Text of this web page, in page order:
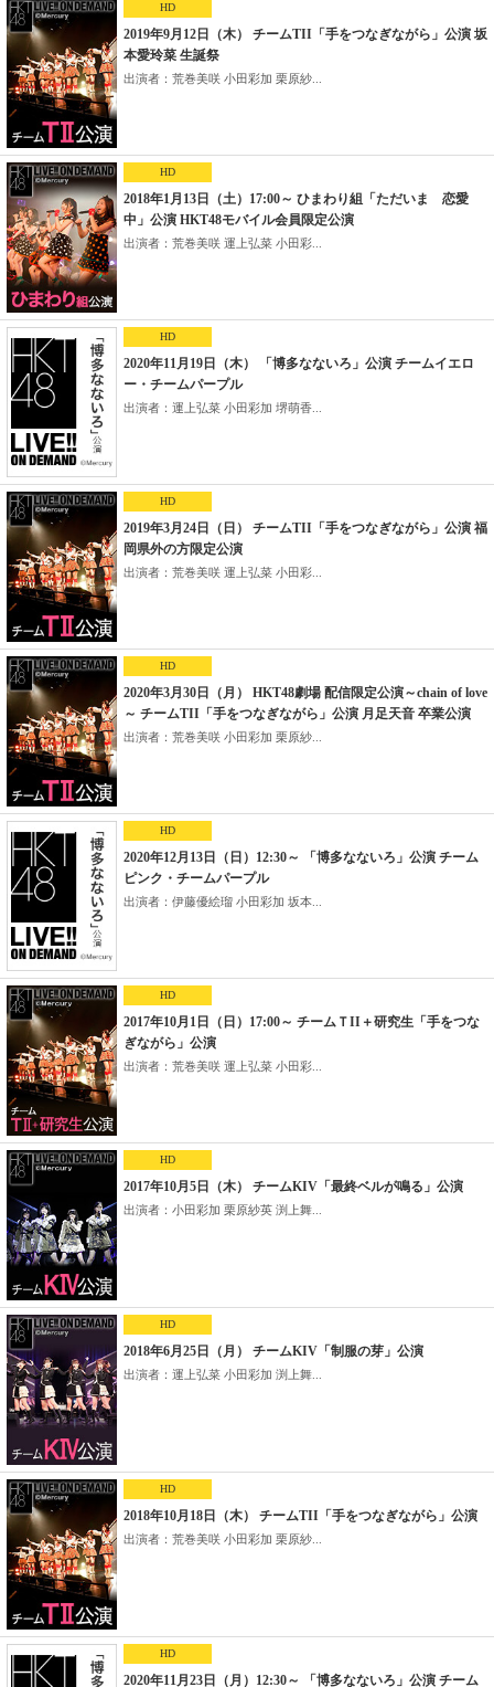
HD
2019年9月12日（木） チームTII「手をつなぎながら」公演 坂
本愛玲菜 生誕祭
出演者：荒巻美咲 小田彩加 栗原紗...
HD
2018年1月13日（土）17:00～ ひまわり組「ただいま 恋愛
中」公演 HKT48モバイル会員限定公演
出演者：荒巻美咲 運上弘菜 小田彩...
HD
2020年11月19日（木） 「博多なないろ」公演 チームイエロ
ー・チームパープル
出演者：運上弘菜 小田彩加 堺萌香...
HD
2019年3月24日（日） チームTII「手をつなぎながら」公演 福
岡県外の方限定公演
出演者：荒巻美咲 運上弘菜 小田彩...
HD
2020年3月30日（月） HKT48劇場 配信限定公演～chain of love
～ チームTII「手をつなぎながら」公演 月足天音 卒業公演
出演者：荒巻美咲 小田彩加 栗原紗...
HD
2020年12月13日（日）12:30～ 「博多なないろ」公演 チーム
ピンク・チームパープル
出演者：伊藤優絵瑠 小田彩加 坂本...
HD
2017年10月1日（日）17:00～ チームＴII＋研究生「手をつな
ぎながら」公演
出演者：荒巻美咲 運上弘菜 小田彩...
HD
2017年10月5日（木） チームKIV「最終ベルが鳴る」公演
出演者：小田彩加 栗原紗英 渕上舞...
HD
2018年6月25日（月） チームKIV「制服の芽」公演
出演者：運上弘菜 小田彩加 渕上舞...
HD
2018年10月18日（木） チームTII「手をつなぎながら」公演
出演者：荒巻美咲 小田彩加 栗原紗...
HD
2020年11月23日（月）12:30～ 「博多なないろ」公演 チーム